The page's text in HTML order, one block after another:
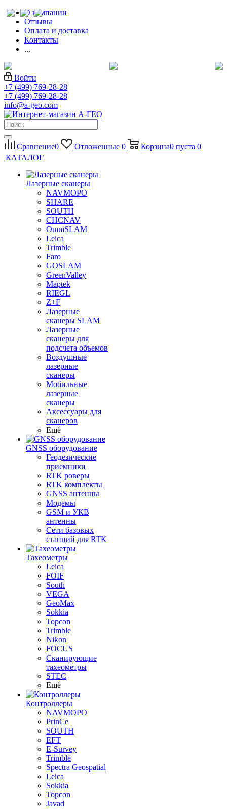
О компании
Отзывы
Оплата и доставка
Контакты
...
Войти
+7 (499) 769-28-28
+7 (499) 769-28-28
info@a-geo.com
Сравнение0 Отложенные 0 Корзина0 пуста 0
КАТАЛОГ
Лазерные сканеры
NAVMOPO
SHARE
SOUTH
CHCNAV
OmniSLAM
Leica
Trimble
Faro
GOSLAM
GreenValley
Maptek
RIEGL
Z+F
Лазерные
сканеры SLAM
Лазерные
сканеры для
подсчета объемов
Воздушные
лазерные
сканеры
Мобильные
лазерные
сканеры
Аксессуары для
сканеров
Ещё
GNSS оборудование
Геодезические
приемники
RTK роверы
RTK комплекты
GNSS антенны
Модемы
GSM и УКВ
антенны
Сети базовых
станций для RTK
Тахеометры
Leica
FOIF
South
VEGA
GeoMax
Sokkia
Topcon
Trimble
Nikon
FOCUS
Сканирующие
тахеометры
STEC
Ещё
Контроллеры
NAVMOPO
PrinCe
SOUTH
EFT
E-Survey
Trimble
Spectra Geospatial
Leica
Sokkia
Topcon
Javad